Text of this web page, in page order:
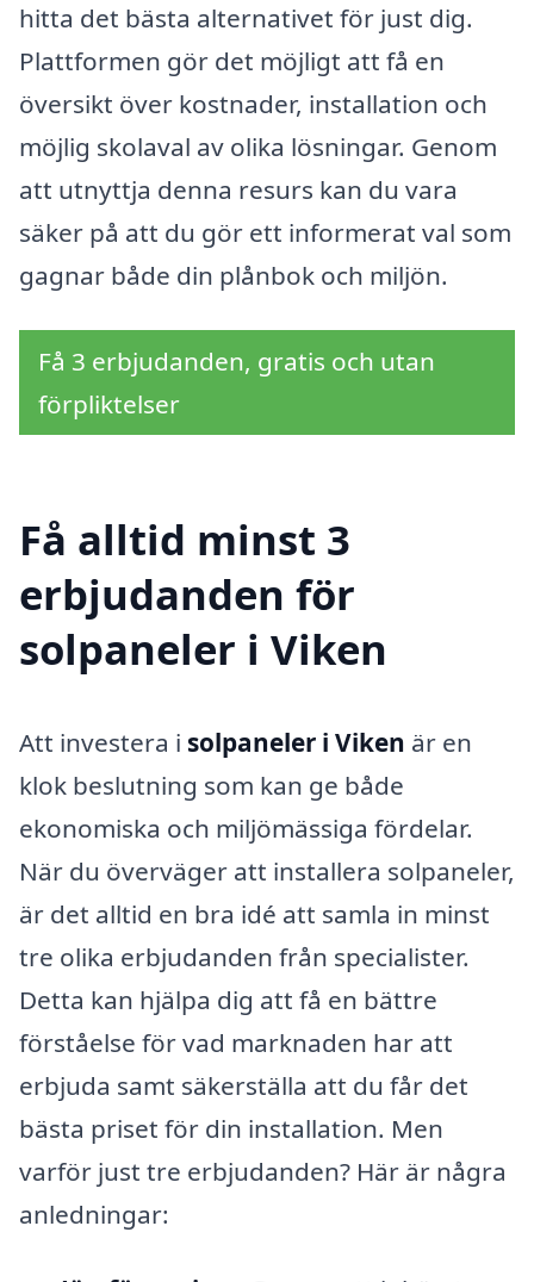
hitta det bästa alternativet för just dig.
Plattformen gör det möjligt att få en
översikt över kostnader, installation och
möjlig skolaval av olika lösningar. Genom
att utnyttja denna resurs kan du vara
säker på att du gör ett informerat val som
gagnar både din plånbok och miljön.
Få 3 erbjudanden, gratis och utan
förpliktelser
Få alltid minst 3
erbjudanden för
solpaneler i Viken
Att investera i solpaneler i Viken är en
klok beslutning som kan ge både
ekonomiska och miljömässiga fördelar.
När du överväger att installera solpaneler,
är det alltid en bra idé att samla in minst
tre olika erbjudanden från specialister.
Detta kan hjälpa dig att få en bättre
förståelse för vad marknaden har att
erbjuda samt säkerställa att du får det
bästa priset för din installation. Men
varför just tre erbjudanden? Här är några
anledningar: